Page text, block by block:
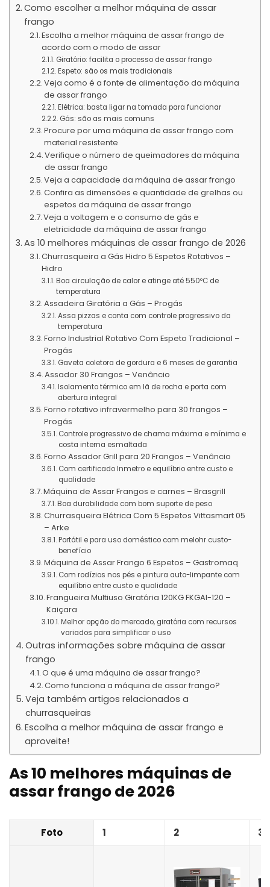
Como escolher a melhor máquina de assar
frango
Escolha a melhor máquina de assar frango de
acordo com o modo de assar
Giratório: facilita o processo de assar frango
Espeto: são os mais tradicionais
Veja como é a fonte de alimentação da máquina
de assar frango
Elétrica: basta ligar na tomada para funcionar
Gás: são as mais comuns
Procure por uma máquina de assar frango com
material resistente
Verifique o número de queimadores da máquina
de assar frango
Veja a capacidade da máquina de assar frango
Confira as dimensões e quantidade de grelhas ou
espetos da máquina de assar frango
Veja a voltagem e o consumo de gás e
eletricidade da máquina de assar frango
As 10 melhores máquinas de assar frango de 2026
Churrasqueira a Gás Hidro 5 Espetos Rotativos –
Hidro
Boa circulação de calor e atinge até 550ºC de
temperatura
Assadeira Giratória a Gás – Progás
Assa pizzas e conta com controle progressivo da
temperatura
Forno Industrial Rotativo Com Espeto Tradicional –
Progás
Gaveta coletora de gordura e 6 meses de garantia
Assador 30 Frangos – Venâncio
Isolamento térmico em lã de rocha e porta com
abertura integral
Forno rotativo infravermelho para 30 frangos –
Progás
Controle progressivo de chama máxima e mínima e
costa interna esmaltada
Forno Assador Grill para 20 Frangos – Venâncio
Com certificado Inmetro e equilíbrio entre custo e
qualidade
Máquina de Assar Frangos e carnes – Brasgrill
Boa durabilidade com bom suporte de peso
Churrasqueira Elétrica Com 5 Espetos Vittasmart 05
– Arke
Portátil e para uso doméstico com melohr custo-
benefício
Máquina de Assar Frango 6 Espetos – Gastromaq
Com rodízios nos pés e pintura auto-limpante com
equilíbrio entre custo e qualidade
Frangueira Multiuso Giratória 120KG FKGAI-120 –
Kaiçara
Melhor opção do mercado, giratória com recursos
variados para simplificar o uso
Outras informações sobre máquina de assar
frango
O que é uma máquina de assar frango?
Como funciona a máquina de assar frango?
Veja também artigos relacionados a
churrasqueiras
Escolha a melhor máquina de assar frango e
aproveite!
As 10 melhores máquinas de
assar frango de 2026
Foto 1 2 3